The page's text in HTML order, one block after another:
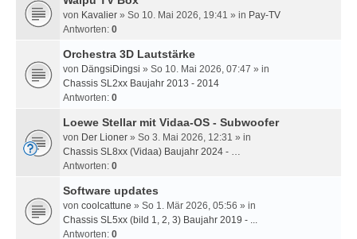
von Kavalier » So 10. Mai 2026, 19:41 » in Pay-TV
Antworten: 0
Orchestra 3D Lautstärke
von DängsiDingsi » So 10. Mai 2026, 07:47 » in
Chassis SL2xx Baujahr 2013 - 2014
Antworten: 0
Loewe Stellar mit Vidaa-OS - Subwoofer
von Der Lioner » So 3. Mai 2026, 12:31 » in
Chassis SL8xx (Vidaa) Baujahr 2024 - …
Antworten: 0
Software updates
von coolcattune » So 1. Mär 2026, 05:56 » in
Chassis SL5xx (bild 1, 2, 3) Baujahr 2019 - ...
Antworten: 0